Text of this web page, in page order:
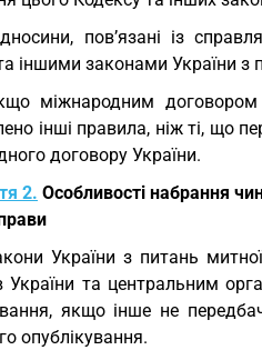
пов’язані із
іншими законами України з
міжнародним договором
інші правила, ніж ті, що
договору України.
2. Особливості набрання
України з питань
України та центральним
якщо інше не
опублікування.